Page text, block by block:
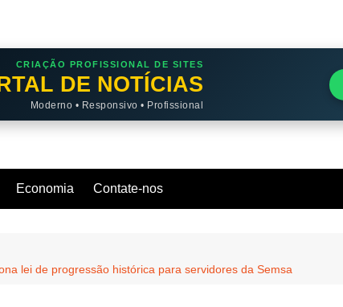
CRIAÇÃO PROFISSIONAL DE SITES
DE NOTÍCIAS
Moderno • Responsivo • Profissional
Economia Contate-nos
lei de progressão histórica para servidores da Semsa